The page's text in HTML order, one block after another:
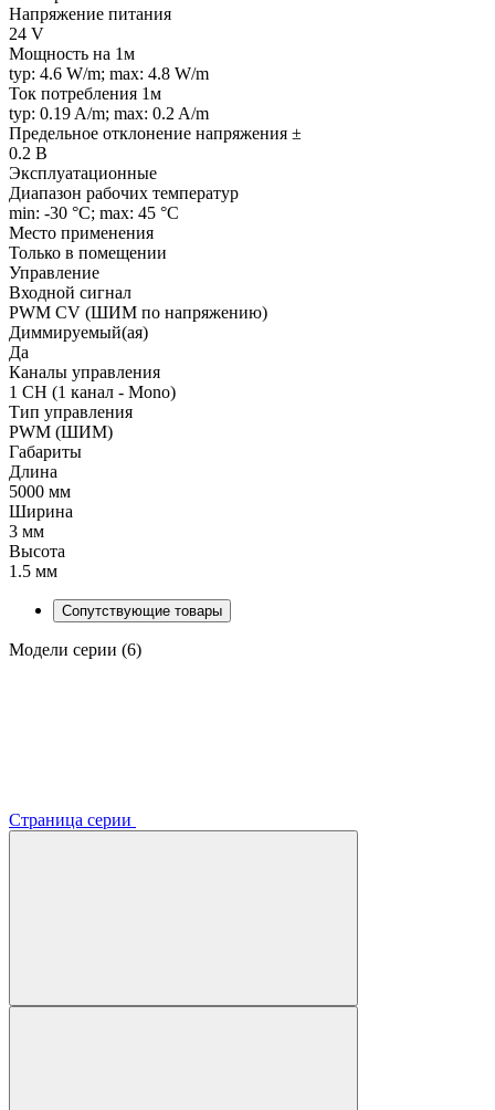
Напряжение питания
24 V
Мощность на 1м
typ: 4.6 W/m; max: 4.8 W/m
Ток потребления 1м
typ: 0.19 A/m; max: 0.2 A/m
Предельное отклонение напряжения ±
0.2 В
Эксплуатационные
Диапазон рабочих температур
min: -30 °C; max: 45 °C
Место применения
Только в помещении
Управление
Входной сигнал
PWM СV (ШИМ по напряжению)
Диммируемый(ая)
Да
Каналы управления
1 CH (1 канал - Mono)
Тип управления
PWM (ШИМ)
Габариты
Длина
5000 мм
Ширина
3 мм
Высота
1.5 мм
Сопутствующие товары
Модели серии (6)
Страница серии